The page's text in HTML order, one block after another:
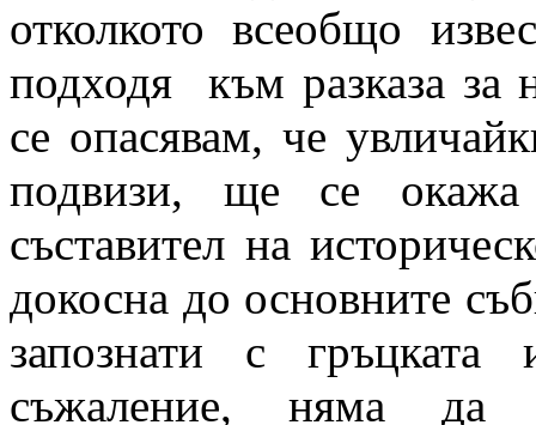
отколкото всеобщо
подходя
към разказа за
се опасявам, че
подвизи, ще се
съставител на
докосна до основните
запознати с
съжаление, няма